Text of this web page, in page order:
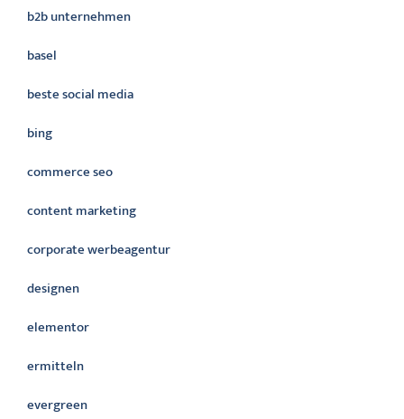
b2b unternehmen
basel
beste social media
bing
commerce seo
content marketing
corporate werbeagentur
designen
elementor
ermitteln
evergreen